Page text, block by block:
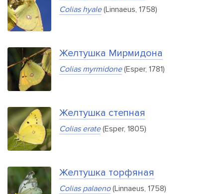
Colias hyale(Linnaeus, 1758)
Желтушка Мирмидона
Colias myrmidone(Esper, 1781)
Желтушка степная
Colias erate(Esper, 1805)
Желтушка торфяная
Colias palaeno(Linnaeus, 1758)